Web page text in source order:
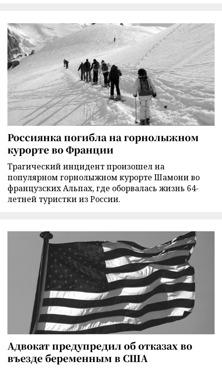
Россиянка погибла на горнолыжном
курорте во Франции
Трагический инцидент произошел на
популярном горнолыжном курорте Шамони во
французских Альпах, где оборвалась жизнь 64-
летней туристки из России.
Адвокат предупредил об отказах во
въезде беременным в США